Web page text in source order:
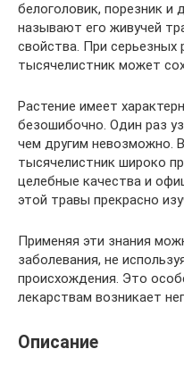
белоголовик, порезник и
называют его живучей
свойства. При серьезных
тысячелистник может
Растение имеет
безошибочно. Один раз
чем другим невозможно.
тысячелистник широко
целебные качества и
этой травы прекрасно
Применяя эти знания
заболевания, не
происхождения. Это
лекарствам возникает
Описание